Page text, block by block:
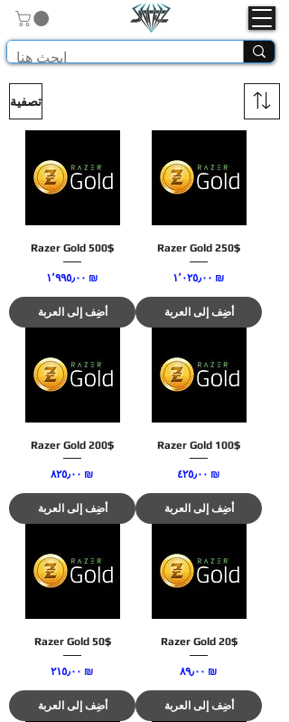
تصفية
Razer Gold 500$
السعر ‏١٬٩٩٥٫٠٠ ₪
أضِف إلى العربة
Razer Gold 250$
السعر ‏١٬٠٢٥٫٠٠ ₪
أضِف إلى العربة
Razer Gold 200$
السعر ‏٨٢٥٫٠٠ ₪
أضِف إلى العربة
Razer Gold 100$
السعر ‏٤٢٥٫٠٠ ₪
أضِف إلى العربة
Razer Gold 50$
السعر ‏٢١٥٫٠٠ ₪
أضِف إلى العربة
Razer Gold 20$
السعر ‏٨٩٫٠٠ ₪
أضِف إلى العربة